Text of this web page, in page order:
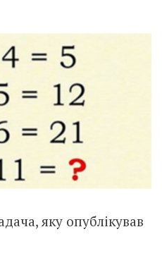
яку опублікував